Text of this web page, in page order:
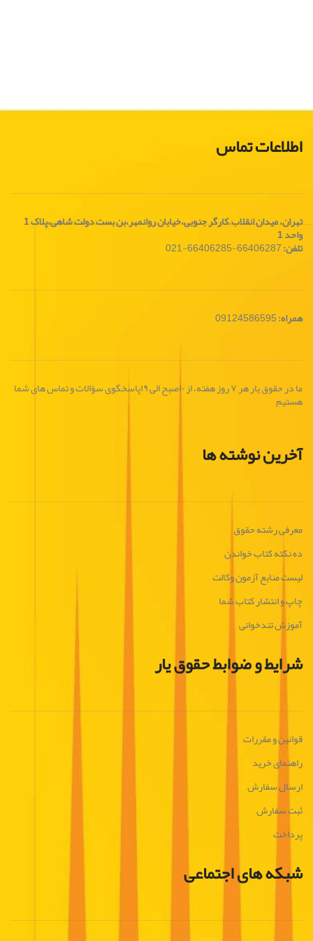
اطلاعات تماس
تهران، ميدان انقلاب، کارگر جنوبی،خیابان روانمهر،بن بست دولت شاهی،پلاک 1
واحد 1
تلفن:66406287-66406285-021
همراه:
ما در حقوق یار هر ۷ روز هفته، از ۱۰صبح الی ۱۹پاسخگوی سؤالات و تماس های شما
هستیم
آخرین نوشته ها
معرفی رشته حقوق
ده نکته کتاب خواندن
لیست منابع آزمون وکالت
چاپ و انتشار کتاب شما
آموزش تندخوانی
شرایط و ضوابط حقوق یار
قوانین و مقررات
راهنمای خرید
ارسال سفارش
ثبت سفارش
پرداخت
شبکه های اجتماعی